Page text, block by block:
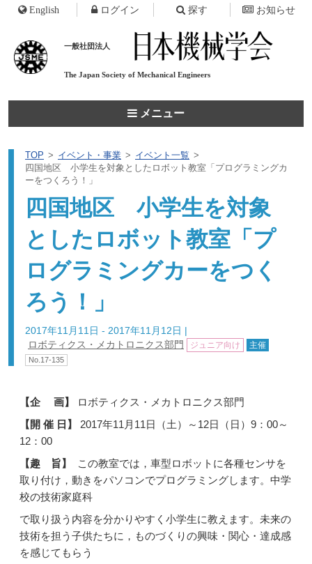
一般社団法人
The Japan Society of Mechanical Engineers
メニュー
English ログイン 探す お知らせ
TOP イベント・事業
イベント一覧
四国地区 小学生を対象としたロボット教室「プログラミングカ
ーをつくろう！」
四国地区 小学生を対象
としたロボット教室「プ
ログラミングカーをつく
ろう！」
2017年11月11日 - 2017年11月12日 |
ロボティクス・メカトロニクス部門
ジュニア向け 主催
No.17-135
【企 画】
ロボティクス・メカトロニクス部門
【開 催 日】 2017年11月11日（土）～12日（日）9：00～
12：00
【趣 旨】
この教室では，車型ロボットに各種センサを
取り付け，動きをパソコンでプログラミングします。中学
校の技術家庭科
で取り扱う内容を分かりやすく小学生に教えます。未来の
技術を担う子供たちに，ものづくりの興味・関心・達成感
を感じてもらう